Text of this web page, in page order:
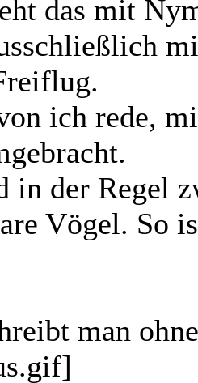
das mit
ich rede,
in der Regel
Vögel. So
man